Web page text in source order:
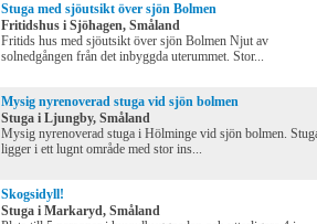
Stuga med sjöutsikt över sjön Bolmen
Fritidshus i Sjöhagen, Småland
Fritids hus med sjöutsikt över sjön Bolmen Njut av
solnedgången från det inbyggda uterummet. Stor...
Mysig nyrenoverad stuga vid sjön bolmen
Stuga i Ljungby, Småland
Mysig nyrenoverad stuga i Hölminge vid sjön bolmen.
ligger i ett lugnt område med stor ins...
Skogsidyll!
Stuga i Markaryd, Småland